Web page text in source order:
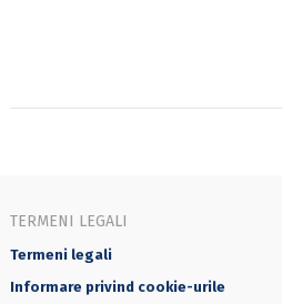
TERMENI LEGALI
Termeni legali
Informare privind cookie-urile